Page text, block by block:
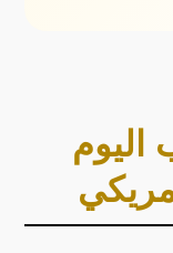
اليوم